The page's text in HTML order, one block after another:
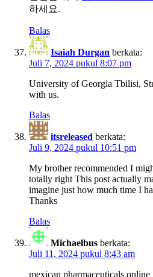
하세요.
Balas
Isaiah Durgan berkata:
Juli 7, 2024 pukul 8:07 pm
University of Georgia Tbilisi,
with us.
Balas
itsreleased berkata:
Juli 9, 2024 pukul 10:51 pm
My brother recommended I
totally right This post actually
imagine just how much time I
Thanks
Balas
Michaelbus berkata:
Juli 11, 2024 pukul 8:43 am
mexican pharmaceuticals online